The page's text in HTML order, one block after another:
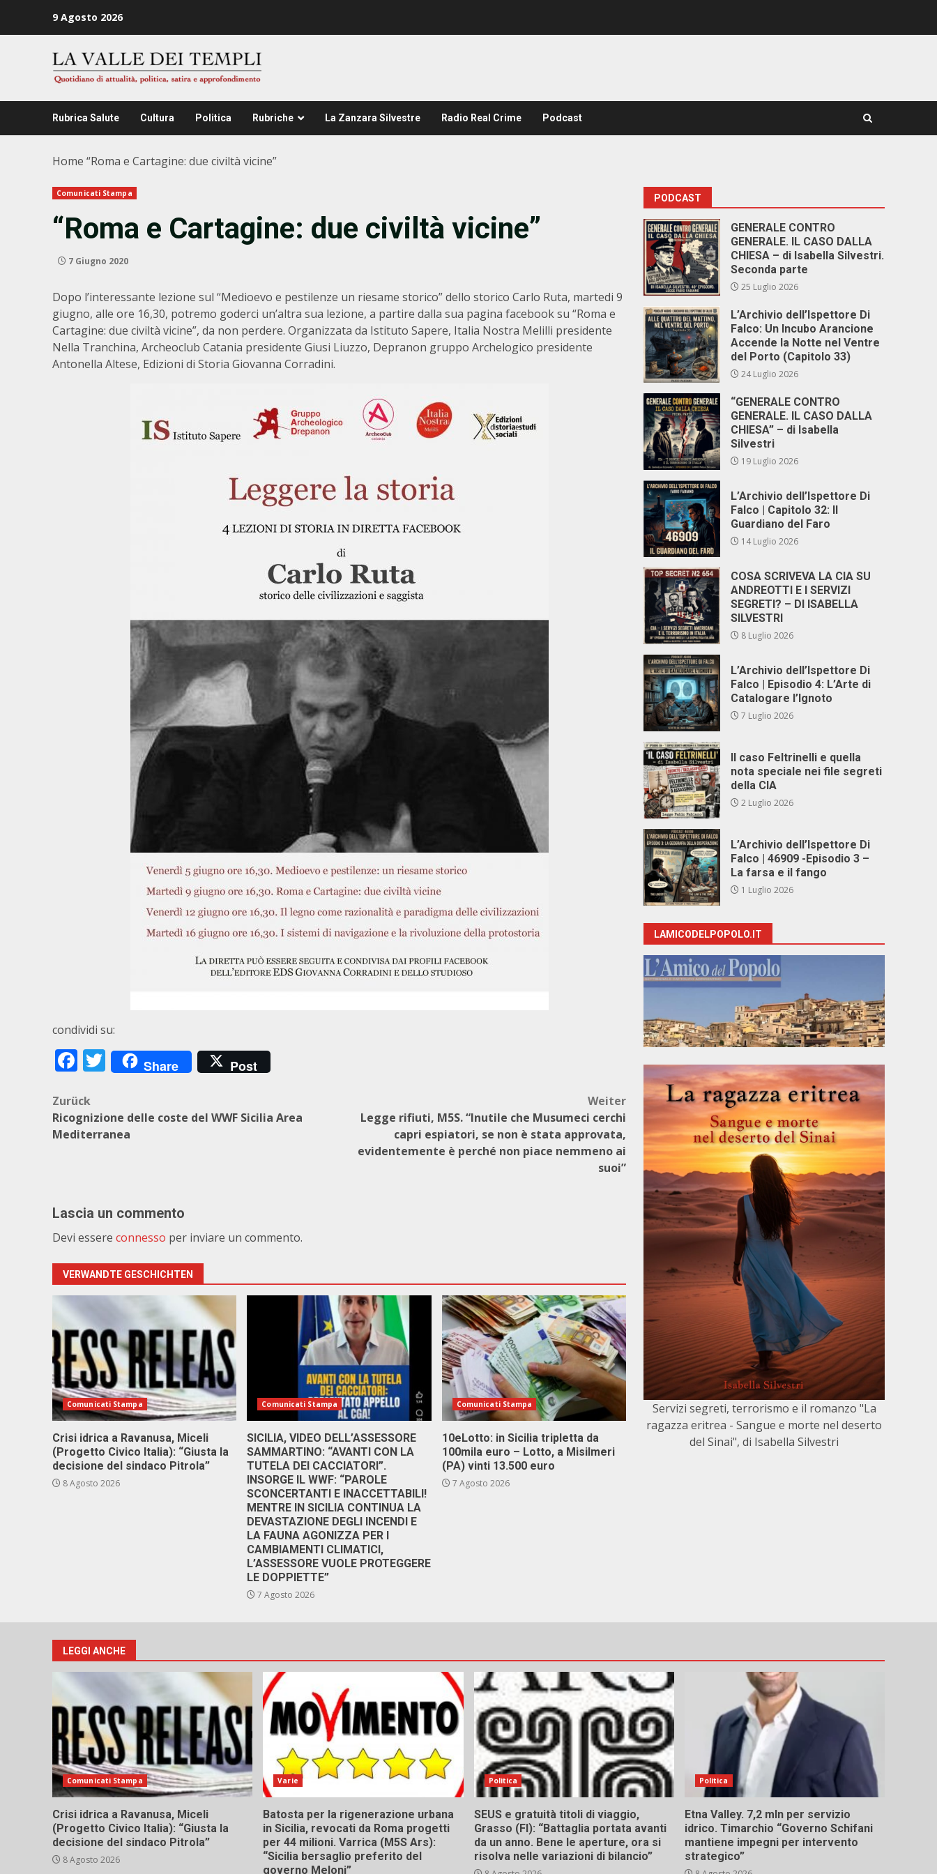
9 Agosto 2026
Rubrica Salute Cultura Politica Rubriche La Zanzara Silvestre Radio Real Crime Podcast
Home “Roma e Cartagine: due civiltà vicine”
Comunicati Stampa
“Roma e Cartagine: due civiltà vicine”
7 Giugno 2020
Dopo l’interessante lezione sul “Medioevo e pestilenze un riesame storico” dello storico Carlo Ruta, martedi 9
giugno, alle ore 16,30, potremo goderci un’altra sua lezione, a partire dalla sua pagina facebook su “Roma e
Cartagine: due civiltà vicine”, da non perdere. Organizzata da Istituto Sapere, Italia Nostra Melilli presidente
Nella Tranchina, Archeoclub Catania presidente Giusi Liuzzo, Depranon gruppo Archelogico presidente
Antonella Altese, Edizioni di Storia Giovanna Corradini.
condividi su:
Facebook
Twitter
Share Post
Beitragsnavigation
Zurück
Ricognizione delle coste del WWF Sicilia Area
Mediterranea
Weiter
Legge rifiuti, M5S. “Inutile che Musumeci cerchi
capri espiatori, se non è stata approvata,
evidentemente è perché non piace nemmeno ai
suoi”
Lascia un commento
Devi essere connesso per inviare un commento.
VERWANDTE GESCHICHTEN
Comunicati Stampa
Crisi idrica a Ravanusa, Miceli
(Progetto Civico Italia): “Giusta la
decisione del sindaco Pitrola”
8 Agosto 2026
Comunicati Stampa
SICILIA, VIDEO DELL’ASSESSORE
SAMMARTINO: “AVANTI CON LA
TUTELA DEI CACCIATORI”.
INSORGE IL WWF: “PAROLE
SCONCERTANTI E INACCETTABILI!
MENTRE IN SICILIA CONTINUA LA
DEVASTAZIONE DEGLI INCENDI E
LA FAUNA AGONIZZA PER I
CAMBIAMENTI CLIMATICI,
L’ASSESSORE VUOLE PROTEGGERE
LE DOPPIETTE”
7 Agosto 2026
Comunicati Stampa
10eLotto: in Sicilia tripletta da
100mila euro – Lotto, a Misilmeri
(PA) vinti 13.500 euro
7 Agosto 2026
PODCAST
GENERALE CONTRO
GENERALE. IL CASO DALLA
CHIESA – di Isabella Silvestri.
Seconda parte
25 Luglio 2026
L’Archivio dell’Ispettore Di
Falco: Un Incubo Arancione
Accende la Notte nel Ventre
del Porto (Capitolo 33)
24 Luglio 2026
“GENERALE CONTRO
GENERALE. IL CASO DALLA
CHIESA” – di Isabella
Silvestri
19 Luglio 2026
L’Archivio dell’Ispettore Di
Falco | Capitolo 32: Il
Guardiano del Faro
14 Luglio 2026
COSA SCRIVEVA LA CIA SU
ANDREOTTI E I SERVIZI
SEGRETI? – DI ISABELLA
SILVESTRI
8 Luglio 2026
L’Archivio dell’Ispettore Di
Falco | Episodio 4: L’Arte di
Catalogare l’Ignoto
7 Luglio 2026
Il caso Feltrinelli e quella
nota speciale nei file segreti
della CIA
2 Luglio 2026
L’Archivio dell’Ispettore Di
Falco | 46909 -Episodio 3 –
La farsa e il fango
1 Luglio 2026
LAMICODELPOPOLO.IT
Servizi segreti, terrorismo e il romanzo "La
ragazza eritrea - Sangue e morte nel deserto
del Sinai", di Isabella Silvestri
LEGGI ANCHE
Comunicati Stampa
Crisi idrica a Ravanusa, Miceli
(Progetto Civico Italia): “Giusta la
decisione del sindaco Pitrola”
8 Agosto 2026
Varie
Batosta per la rigenerazione urbana
in Sicilia, revocati da Roma progetti
per 44 milioni. Varrica (M5S Ars):
“Sicilia bersaglio preferito del
governo Meloni”
Politica
SEUS e gratuità titoli di viaggio,
Grasso (FI): “Battaglia portata avanti
da un anno. Bene le aperture, ora si
risolva nelle variazioni di bilancio”
Politica
Etna Valley. 7,2 mln per servizio
idrico. Timarchio “Governo Schifani
mantiene impegni per intervento
strategico”